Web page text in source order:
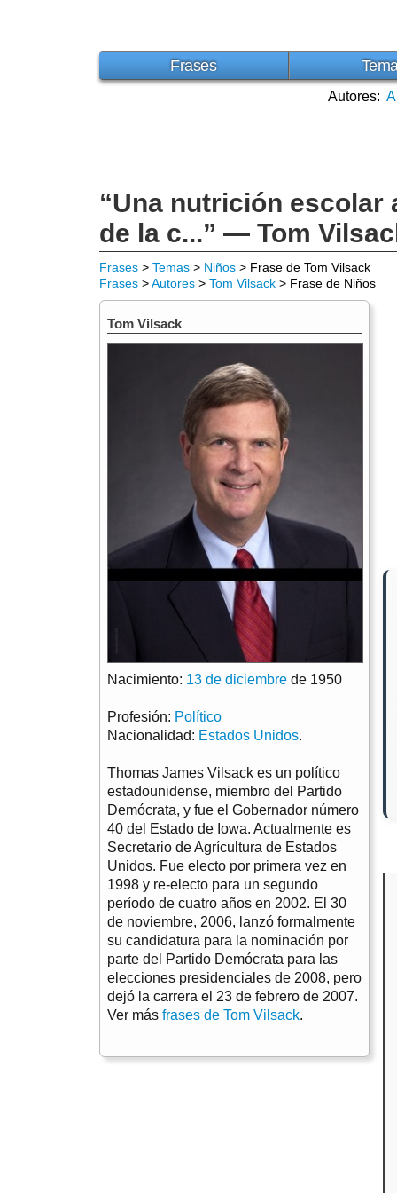
Frases
Autores: A
“Una nutrición escolar
de la c...” — Tom
Frases > Temas > Niños > Frase de Tom Vilsack
Frases >Autores > Tom Vilsack > Frase de Niños
Tom Vilsack
Nacimiento: 13 de diciembre de 1950
Profesión: Político
Nacionalidad: Estados Unidos.
Thomas James Vilsack es un político
estadounidense, miembro del Partido
Demócrata, y fue el Gobernador número
40 del Estado de Iowa. Actualmente es
Secretario de Agrícultura de Estados
Unidos. Fue electo por primera vez en
1998 y re-electo para un segundo
período de cuatro años en 2002. El 30
de noviembre, 2006, lanzó formalmente
su candidatura para la nominación por
parte del Partido Demócrata para las
elecciones presidenciales de 2008, pero
dejó la carrera el 23 de febrero de 2007.
Ver más frases de Tom Vilsack.